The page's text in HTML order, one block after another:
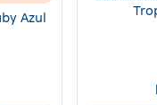
Azul